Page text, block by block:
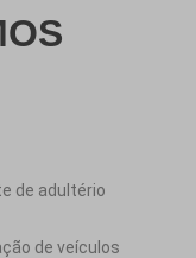
de adultério
de veículos